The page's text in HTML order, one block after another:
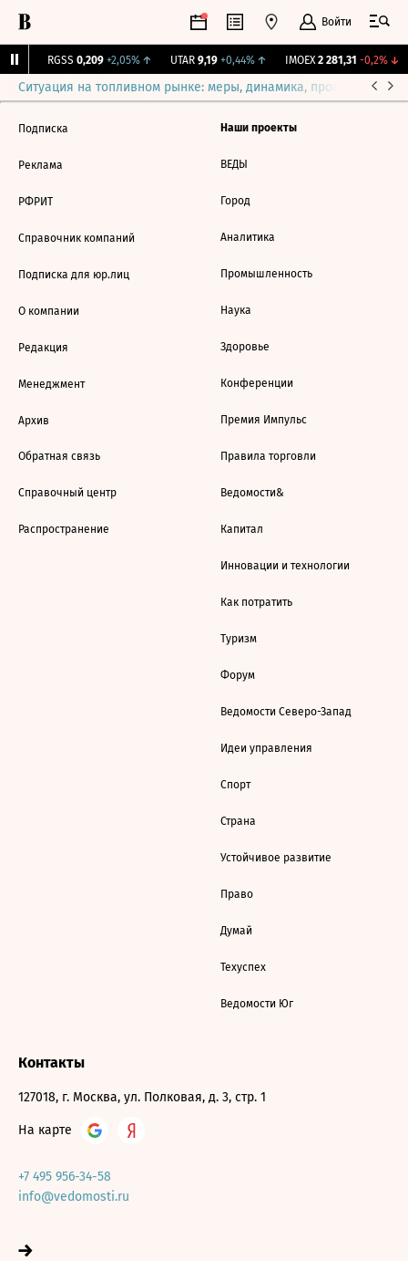
Войти
RGSS 0,209 +2,05%↑ UTAR 9,19 +0,44%↑ IMOEX 2 281,31 -0,2%↓
Ситуация на топливном рынке: меры, динамика, прогнозы
Подписка
Реклама
РФРИТ
Справочник компаний
Подписка для юр.лиц
О компании
Редакция
Менеджмент
Архив
Обратная связь
Справочный центр
Распространение
Наши проекты
ВЕДЫ
Город
Аналитика
Промышленность
Наука
Здоровье
Конференции
Премия Импульс
Правила торговли
Ведомости&
Капитал
Инновации и технологии
Как потратить
Туризм
Форум
Ведомости Северо-Запад
Идеи управления
Спорт
Страна
Устойчивое развитие
Право
Думай
Техуспех
Ведомости Юг
Контакты
127018, г. Москва, ул. Полковая, д. 3, стр. 1
На карте
+7 495 956-34-58
info@vedomosti.ru